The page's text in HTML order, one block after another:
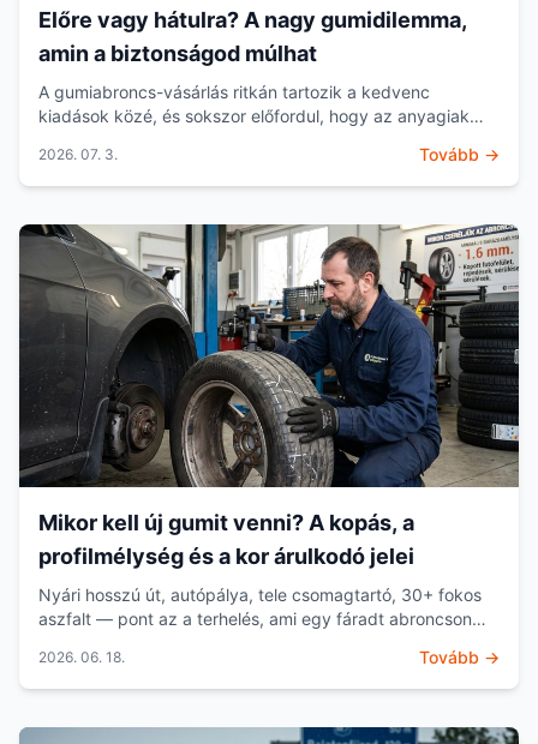
Előre vagy hátulra? A nagy gumidilemma,
amin a biztonságod múlhat
A gumiabroncs-vásárlás ritkán tartozik a kedvenc
kiadások közé, és sokszor előfordul, hogy az anyagiak
két...
2026. 07. 3. Tovább →
Mikor kell új gumit venni? A kopás, a
profilmélység és a kor árulkodó jelei
Nyári hosszú út, autópálya, tele csomagtartó, 30+ fokos
aszfalt — pont az a terhelés, ami egy fáradt abroncson
2026. 06. 18. Tovább →